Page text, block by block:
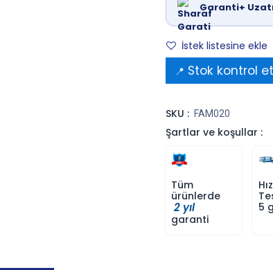
Garanti+
İstek listesine ekle
📍 Stok kontrol et
SKU : FAM020
Şartlar ve koşullar :
Tüm
ürünlerde
2 yıl
garanti
5